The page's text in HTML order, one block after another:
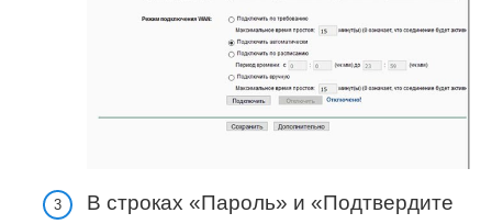
В строках «Пароль» и «Подтвердите